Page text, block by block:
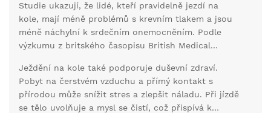
posiluje svaly a podporuje celkové fyzické zdraví.
Studie ukazují, že lidé, kteří pravidelně jezdí na
kole, mají méně problémů s krevním tlakem a jsou
méně náchylní k srdečním onemocněním. Podle
výzkumu z britského časopisu British Medical
srdečních onemocnění až o 45 %.
Ježdění na kole také podporuje duševní zdraví.
Pobyt na čerstvém vzduchu a přímý kontakt s
přírodou může snížit stres a zlepšit náladu. Při jízdě
se tělo uvolňuje a mysl se čistí, což přispívá k